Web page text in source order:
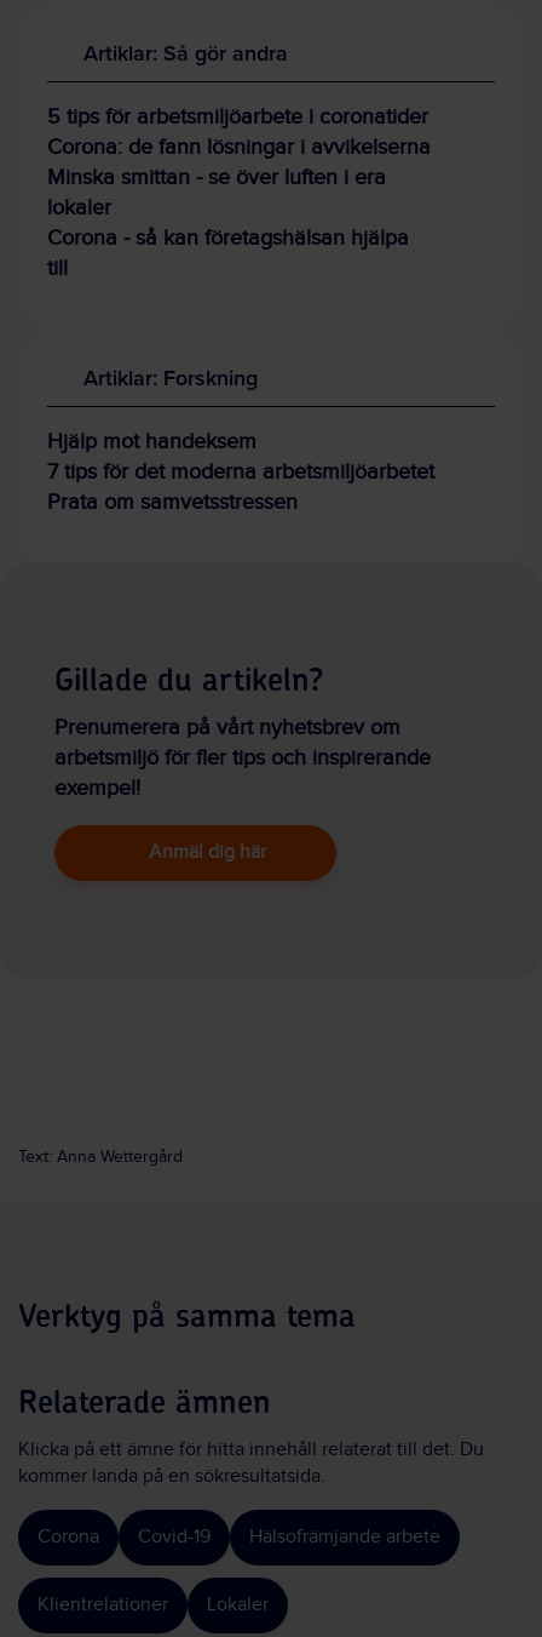
Artiklar: Så gör andra
5 tips för arbetsmiljöarbete i coronatider
Corona: de fann lösningar i avvikelserna
Minska smittan - se över luften i era
lokaler
Corona - så kan företagshälsan hjälpa
till
Artiklar: Forskning
Hjälp mot handeksem
7 tips för det moderna arbetsmiljöarbetet
Prata om samvetsstressen
Gillade du artikeln?
Prenumerera på vårt nyhetsbrev om
arbetsmiljö för fler tips och inspirerande
exempel!
Anmäl dig här
Text: Anna Wettergård
Verktyg på samma tema
Relaterade ämnen
Klicka på ett ämne för hitta innehåll relaterat till det. Du
kommer landa på en sökresultatsida.
Corona Covid-19 Hälsofrämjande arbete
Klientrelationer Lokaler